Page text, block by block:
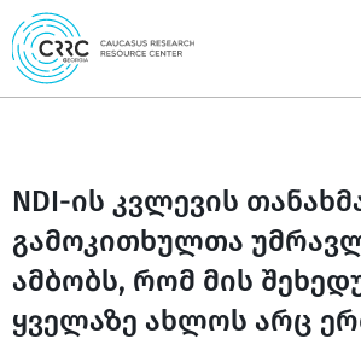
Skip
to
content
NDI-ის კვლევის
გამოკითხულთა
ამბობს, რომ მის
ყველაზე ახლოს არც